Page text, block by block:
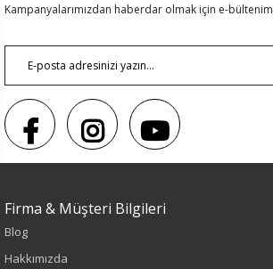
Renk
Kampanyalarımızdan haberdar olmak için e-
Firma & Müşteri Bilgileri
Blog
Hakkımızda